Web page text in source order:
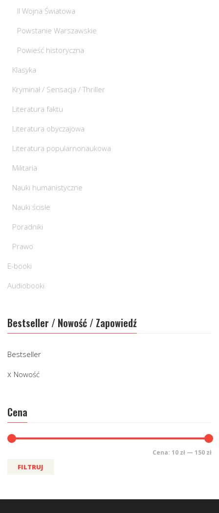
II Wojna Światowa
Powstanie Warszawskie
Powieść historyczna
Klasyka
Kryminał / Sensacja / Thriller
Literatura faktu
Literatura obyczajowa
Literatura popularnonaukowa
Militaria
Nauki humanistyczne
Nauki ścisłe
Poradniki
Prawo
E-booki
Audiobooki
Bestseller / Nowość / Zapowiedź
Bestseller
Nowość
Cena
FILTRUJ
Cena: 10 zł — 150 zł